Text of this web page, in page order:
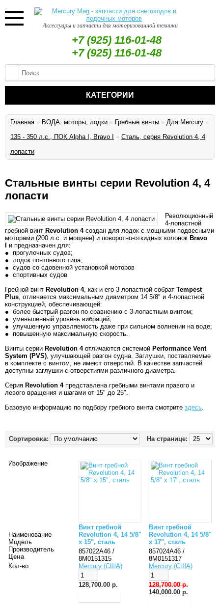
Аксессуары и запчасти для моторизованной техники
+7 (925) 116-01-48
+7 (925) 116-01-48
КАТЕГОРИИ
Главная » ВОДА: моторы, лодки » Гребные винты » Для Mercury »
135 - 350 л.с., ПОК Alpha I, Bravo I
» Сталь, серия Revolution 4, 4
лопасти
Стальные винты серии Revolution 4, 4
лопасти
Революционный
4-лопастной
гребной винт Revolution 4создан для лодок с мощными подвесными
моторами (200 л.с. и мощнее) и поворотно-откидных колонок Bravo
и предназначен для:
● прогулочных судов;
● лодок понтонного типа;
● судов со сдовенной установкой моторов
● спортивных судов
Гребной винт Revolution 4, как и его 3-лопастной собрат Tempest
Plus, отличается максимальным диаметром 14 5/8" и 4-лопастной
конструкцией, обеспечивающей:
● более быстрый разгон по сравнению с 3-лопастным винтом;
● уменьшенный уровень вибраций;
● улучшенную управляемость даже при сильном волнении на воде;
● повышенную максимальную скорость.
Винты серии Revolution 4 отличаются системой Performance Vent
System (PVS), улучшающей разгон судна. Заглушки, поставляемые
в комплекте с винтом, не имеют отверстий. В качестве запчастей
доступны заглушки с отверстиями различного диаметра.
Серия Revolution 4 представлена гребными винтами правого и
левого вращения и шагами от 15" до 25".
Базовую информацию по подбору гребного винта смотрите здесь.
На странице:
Сортировка:
Изображение
Наименование
Модель
Производитель
Цена
Кол-во
Винт гребной
Revolution 4, 14 5/8"
x 15", сталь
857022A46 /
8M0151315
Mercury (США)
128,700.00 р.
Винт гребной
Revolution 4, 14 5/8"
x 17", сталь
857024A46 /
8M0151317
Mercury (США)
128,700.00 р.
140,000.00 р.